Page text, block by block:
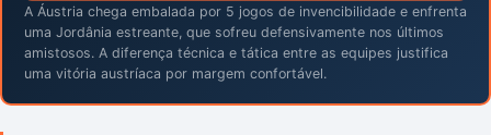
A Áustria chega embalada por 5 jogos de invencibilidade e enfrenta
uma Jordânia estreante, que sofreu defensivamente nos últimos
amistosos. A diferença técnica e tática entre as equipes justifica
uma vitória austríaca por margem confortável.